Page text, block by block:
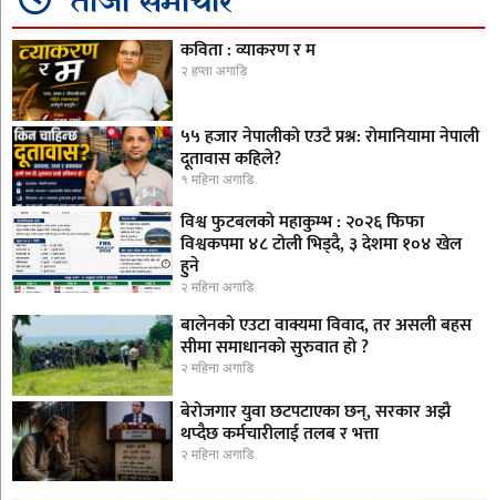
कविता : व्याकरण र म
२ हप्ता अगाडि
५५ हजार नेपालीको एउटै प्रश्न: रोमानियामा नेपाली
दूतावास कहिले?
१ महिना अगाडि
विश्व फुटबलको महाकुम्भ : २०२६ फिफा
विश्वकपमा ४८ टोली भिड्दै, ३ देशमा १०४ खेल
हुने
२ महिना अगाडि
बालेनको एउटा वाक्यमा विवाद, तर असली बहस
सीमा समाधानको सुरुवात हो ?
२ महिना अगाडि
बेरोजगार युवा छटपटाएका छन्, सरकार अझै
थप्दैछ कर्मचारीलाई तलब र भत्ता
२ महिना अगाडि